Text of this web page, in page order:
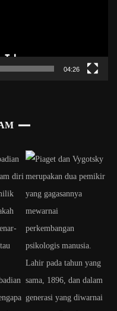
04:26